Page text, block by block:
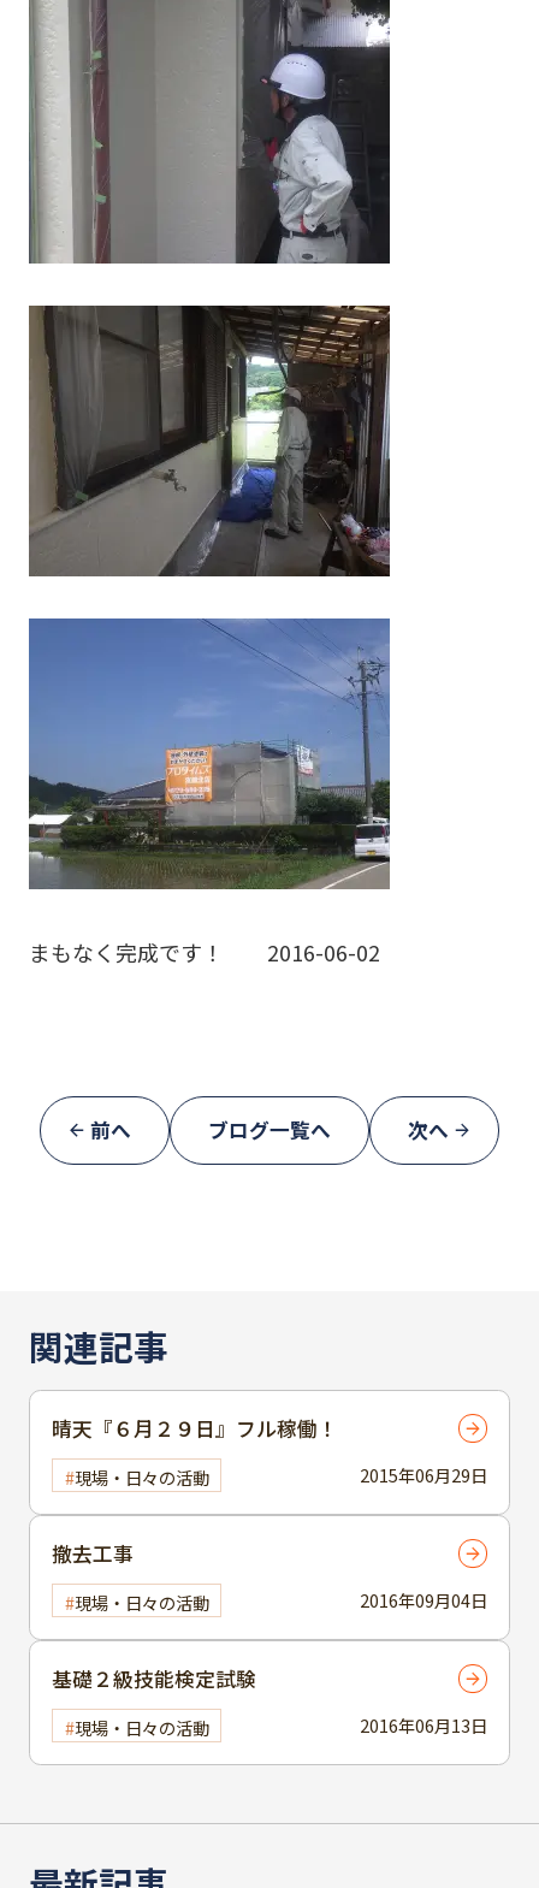
まもなく完成です！ 2016-06-02
前へ ブログ一覧へ 次へ
関連記事
2015年06月29日
晴天『６月２９日』フル稼働！
現場・日々の活動
2016年09月04日
撤去工事
現場・日々の活動
2016年06月13日
基礎２級技能検定試験
現場・日々の活動